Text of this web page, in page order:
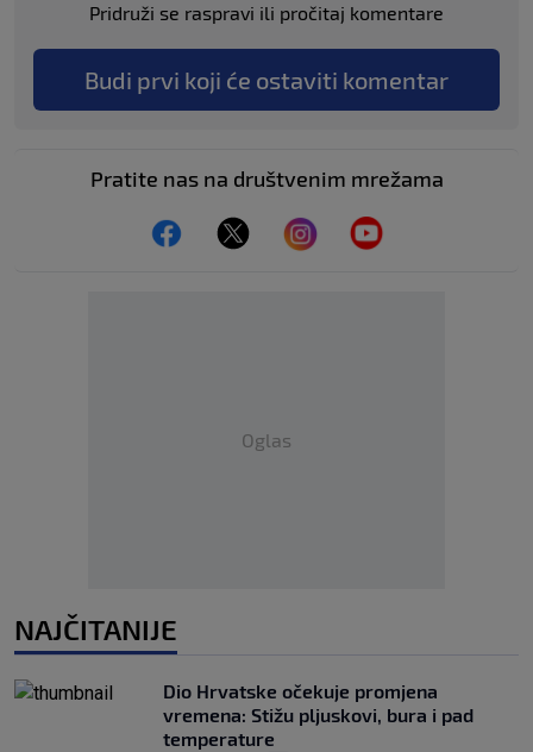
Pridruži se raspravi ili pročitaj komentare
Budi prvi koji će ostaviti komentar
Pratite nas na društvenim mrežama
Oglas
NAJČITANIJE
Dio Hrvatske očekuje promjena
vremena: Stižu pljuskovi, bura i pad
temperature